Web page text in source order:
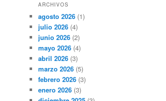
ARCHIVOS
agosto 2026 (1)
julio 2026 (4)
junio 2026 (2)
mayo 2026 (4)
abril 2026 (3)
marzo 2026 (5)
febrero 2026 (3)
enero 2026 (3)